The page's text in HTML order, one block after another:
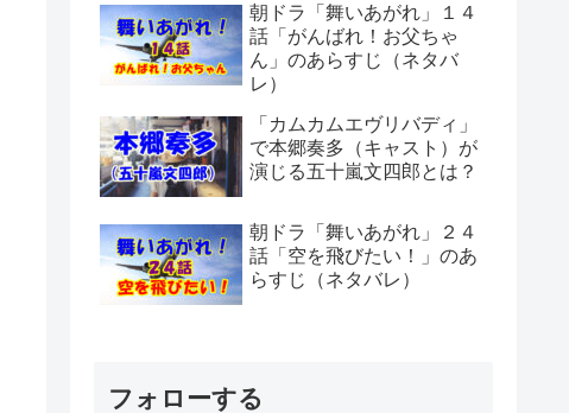
朝ドラ「舞いあがれ」１４
話「がんばれ！お父ちゃ
ん」のあらすじ（ネタバ
レ）
「カムカムエヴリバディ」
で本郷奏多（キャスト）が
演じる五十嵐文四郎とは？
朝ドラ「舞いあがれ」２４
話「空を飛びたい！」のあ
らすじ（ネタバレ）
フォローする